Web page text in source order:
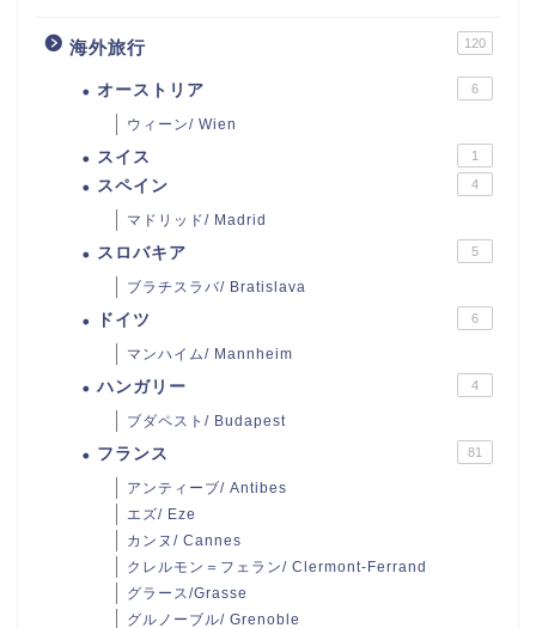
海外旅行 120
オーストリア 6
ウィーン/ Wien
スイス 1
スペイン 4
マドリッド/ Madrid
スロバキア 5
ブラチスラバ/ Bratislava
ドイツ 6
マンハイム/ Mannheim
ハンガリー 4
ブダペスト/ Budapest
フランス 81
アンティーブ/ Antibes
エズ/ Eze
カンヌ/ Cannes
クレルモン＝フェラン/ Clermont-Ferrand
グラース/Grasse
グルノーブル/ Grenoble